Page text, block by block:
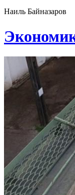
Наиль Байназаров